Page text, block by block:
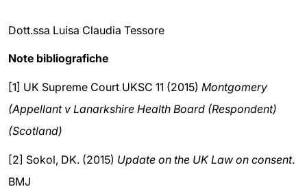
Dott.ssa Luisa Claudia Tessore
Note bibliografiche
[1] UK Supreme Court UKSC 11 (2015) Montgomery
(Appellant v Lanarkshire Health Board (Respondent)
(Scotland)
[2] Sokol, DK. (2015) Update on the UK Law on consent.
BMJ